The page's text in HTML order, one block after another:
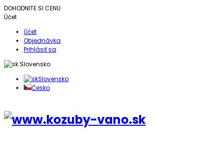
DOHODNITE SI CENU
Účet
Účet
Objednávka
Prihlásiť sa
Slovensko
Slovensko
Česko